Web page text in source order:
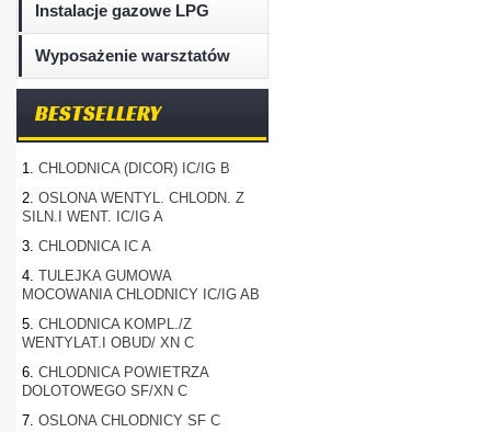
Instalacje gazowe LPG
Wyposażenie warsztatów
BESTSELLERY
1. CHLODNICA (DICOR) IC/IG B
2. OSLONA WENTYL. CHLODN. Z
SILN.I WENT. IC/IG A
3. CHLODNICA IC A
4. TULEJKA GUMOWA
MOCOWANIA CHLODNICY IC/IG AB
5. CHLODNICA KOMPL./Z
WENTYLAT.I OBUD/ XN C
6. CHLODNICA POWIETRZA
DOLOTOWEGO SF/XN C
7. OSLONA CHLODNICY SF C